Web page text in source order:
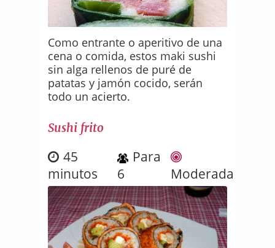
Como entrante o aperitivo de una
cena o comida, estos maki sushi
sin alga rellenos de puré de
patatas y jamón cocido, serán
todo un acierto.
Sushi frito
45
minutos
Para
6
Moderada